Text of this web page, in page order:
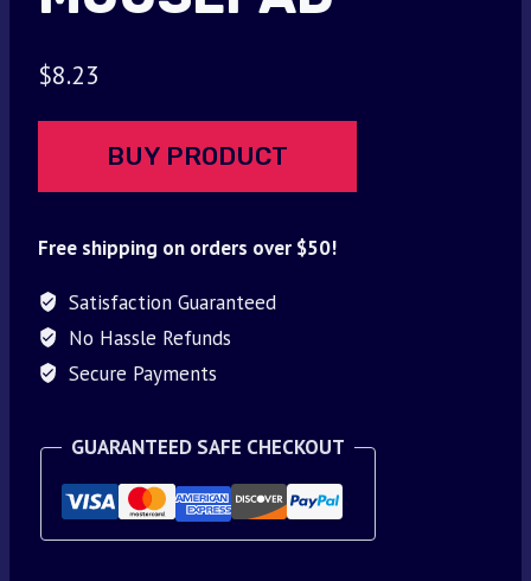
$8.23
BUY PRODUCT
Free shipping on orders over $50!
Satisfaction Guaranteed
No Hassle Refunds
Secure Payments
GUARANTEED SAFE CHECKOUT